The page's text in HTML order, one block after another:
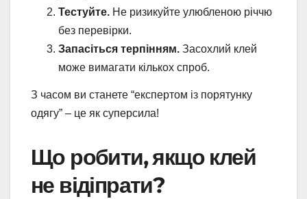
Тестуйте. Не ризикуйте улюбленою річчю
без перевірки.
Запасіться терпінням. Засохлий клей
може вимагати кількох спроб.
З часом ви станете “експертом із порятунку
одягу” – це як суперсила!
Що робити, якщо клей
не відіпрати?